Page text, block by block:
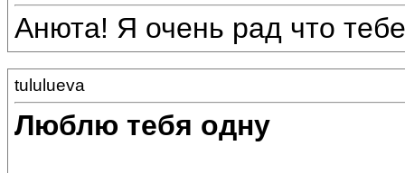
Анюта! Я очень рад что
tululueva
Люблю тебя одну